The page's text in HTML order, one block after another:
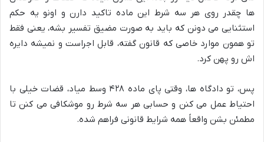
ها چقدر روی هر سه شرط این ماده تاکید دارن و اونو یه حکم
استثنایی می دونن که باید به صورت مضیق تفسیر بشه، یعنی فقط
تو همون موارد خاصی که قانون گفته، قابل اجراست و نمیشه دایره
اش رو پهن کرد.
پس، تو دادگاه ها، وقتی پای ماده ۴۲۸ وسط میاد، قضات خیلی با
احتیاط عمل می کنن و حسابی هر سه شرط رو موشکافی می کنن تا
مطمئن بشن واقعاً همه شرایط قانونی فراهم شده.